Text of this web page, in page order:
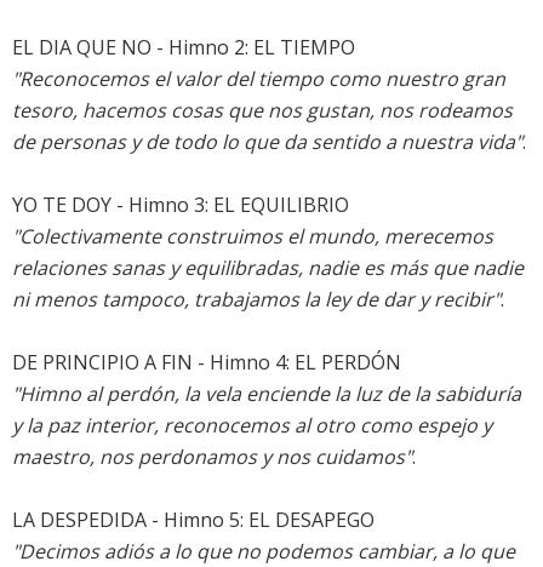
EL DIA QUE NO - Himno 2: EL TIEMPO
"Reconocemos el valor del tiempo como nuestro gran
tesoro, hacemos cosas que nos gustan, nos rodeamos
de personas y de todo lo que da sentido a nuestra vida".
YO TE DOY - Himno 3: EL EQUILIBRIO
"Colectivamente construimos el mundo, merecemos
relaciones sanas y equilibradas, nadie es más que nadie
ni menos tampoco, trabajamos la ley de dar y recibir".
DE PRINCIPIO A FIN - Himno 4: EL PERDÓN
"Himno al perdón, la vela enciende la luz de la sabiduría
y la paz interior, reconocemos al otro como espejo y
maestro, nos perdonamos y nos cuidamos".
LA DESPEDIDA - Himno 5: EL DESAPEGO
"Decimos adiós a lo que no podemos cambiar, a lo que